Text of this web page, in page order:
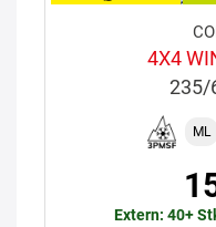
4X4
235/
ML
Extern: 40+